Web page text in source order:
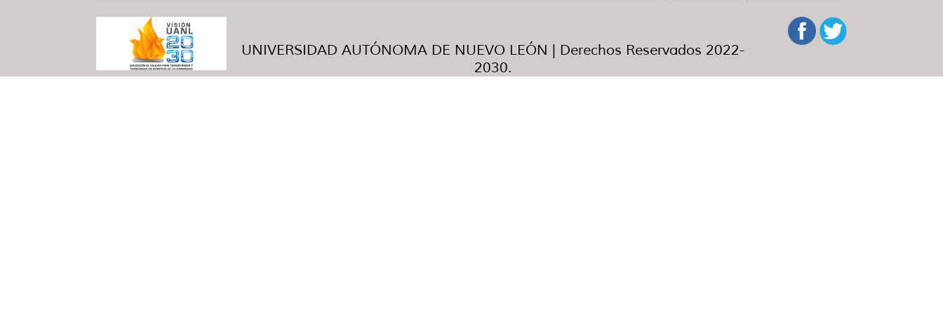
UNIVERSIDAD AUTÓNOMA DE NUEVO LEÓN | Derechos Reservados 2022-
2030.